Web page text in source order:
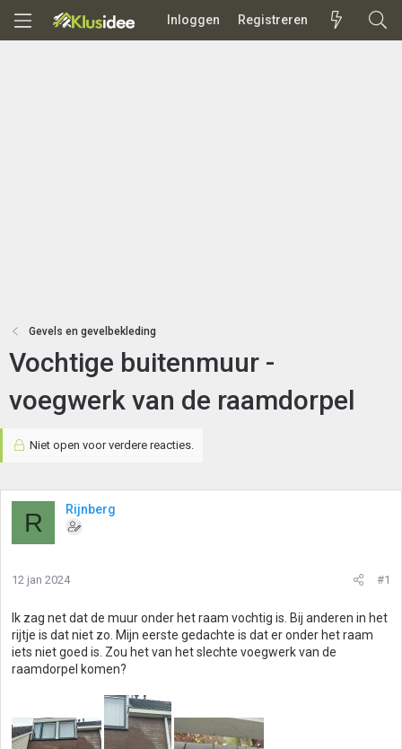
Inloggen Registreren
Gevels en gevelbekleding
Vochtige buitenmuur -
voegwerk van de raamdorpel
Niet open voor verdere reacties.
R Rijnberg
12 jan 2024 #1
Ik zag net dat de muur onder het raam vochtig is. Bij anderen in het
rijtje is dat niet zo. Mijn eerste gedachte is dat er onder het raam
iets niet goed is. Zou het van het slechte voegwerk van de
raamdorpel komen?